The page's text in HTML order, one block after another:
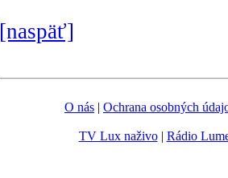
[naspäť]
O nás | Ochrana osobných
TV Lux naživo| Rádio